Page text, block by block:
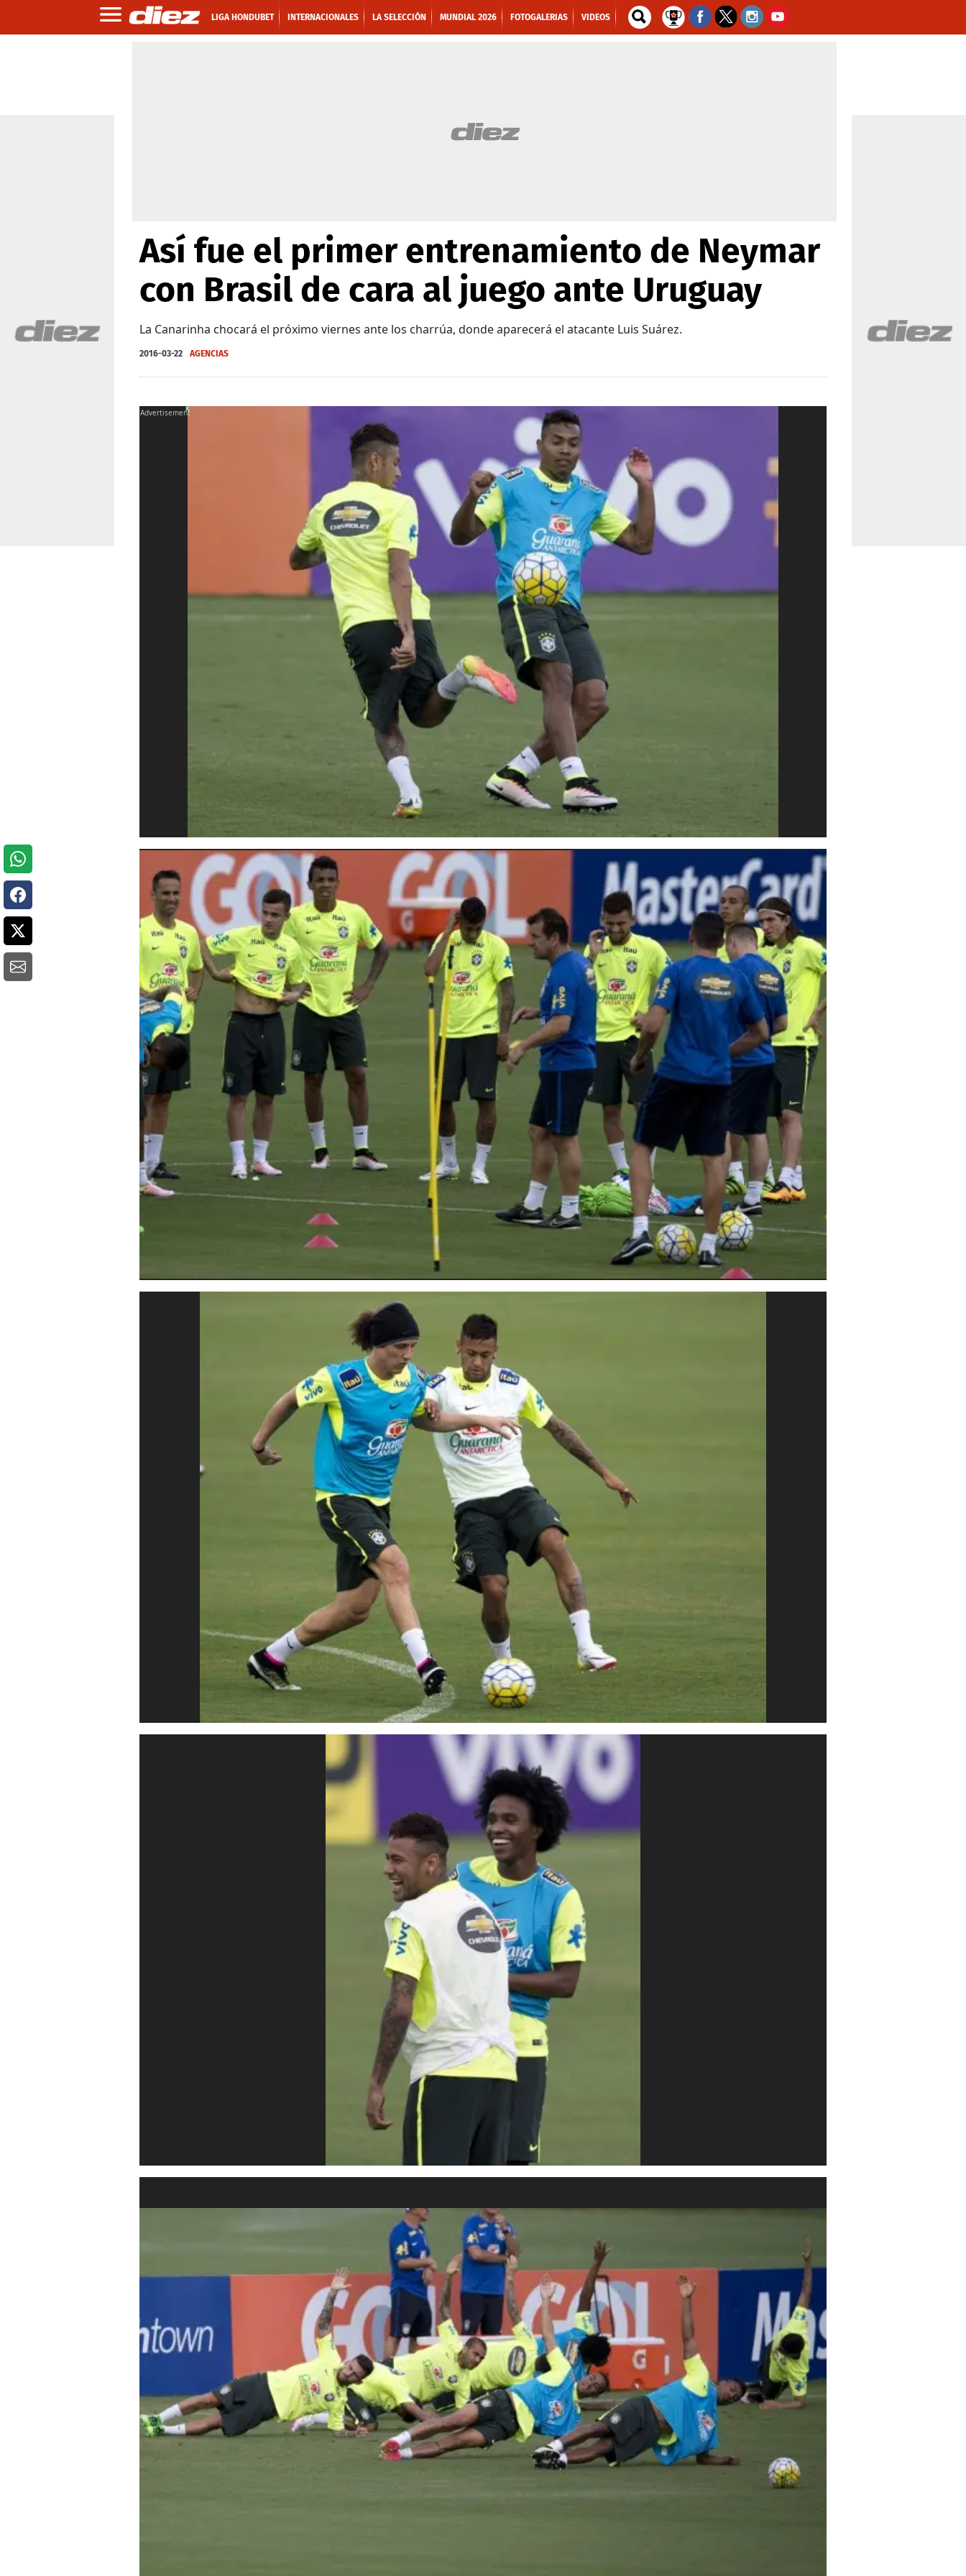
LIGA HONDUBET INTERNACIONALES LA SELECCIÓN MUNDIAL 2026 FOTOGALERIAS VIDEOS
Así fue el primer entrenamiento de Neymar
con Brasil de cara al juego ante Uruguay
La Canarinha chocará el próximo viernes ante los charrúa, donde aparecerá el atacante Luis Suárez.
2016-03-22 AGENCIAS
X